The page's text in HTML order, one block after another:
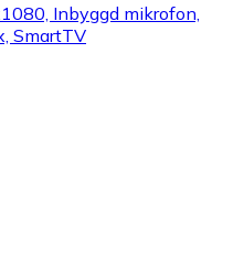
Inbyggd mikrofon,
SmartTV